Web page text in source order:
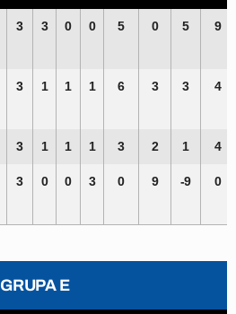
3 3 0 0 5 0 5 9
3 1 1 1 6 3 3 4
3 1 1 1 3 2 1 4
3 0 0 3 0 9 -9 0
GRUPA E